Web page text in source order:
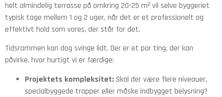
helt almindelig terrasse på omkring 20-25 m² vil selve byggeriet
typisk tage mellem 1 og 2 uger, når det er et professionelt og
effektivt hold som vores, der står for det.
Tidsrammen kan dog svinge lidt. Der er et par ting, der kan
påvirke, hvor hurtigt vi er færdige:
Projektets kompleksitet: Skal der være flere niveauer,
specialbyggede trapper eller måske indbygget belysning?